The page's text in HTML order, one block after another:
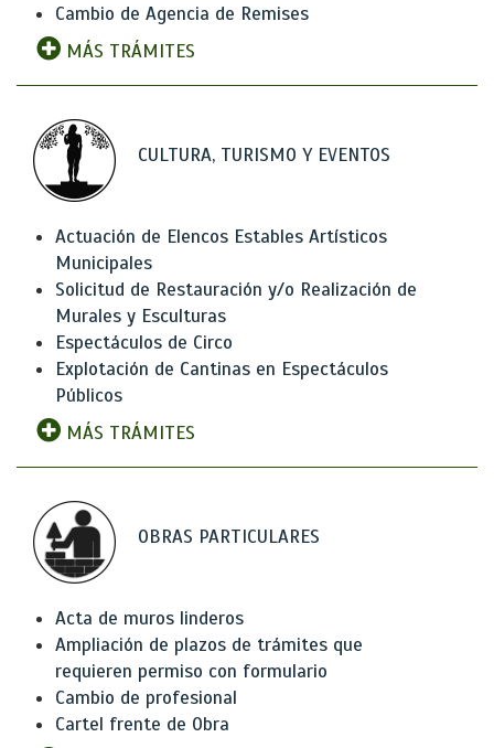
Cambio de Agencia de Remises
MÁS TRÁMITES
CULTURA, TURISMO Y EVENTOS
Actuación de Elencos Estables Artísticos
Municipales
Solicitud de Restauración y/o Realización de
Murales y Esculturas
Espectáculos de Circo
Explotación de Cantinas en Espectáculos
Públicos
MÁS TRÁMITES
OBRAS PARTICULARES
Acta de muros linderos
Ampliación de plazos de trámites que
requieren permiso con formulario
Cambio de profesional
Cartel frente de Obra